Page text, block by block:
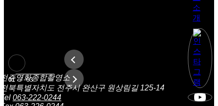
01 / 03
전주영화종합촬영소
전북특별자치도 전주시 완산구 원상림길 125-14
Tel 063-222-0244